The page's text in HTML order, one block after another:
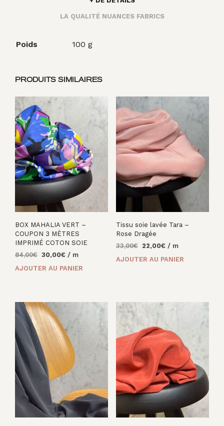
LA QUALITÉ NUANCES FABRICS
Poids 100 g
PRODUITS SIMILAIRES
BOX MAHALIA VERT –
COUPON 3 MÈTRES
IMPRIMÉ COTON SOIE
84,00€ Le
30,00€Le/ m
AJOUTER AU PANIER
Tissu soie lavée Tara –
Rose Dragée
33,00€
Le
22,00€Le/ m
AJOUTER AU PANIER